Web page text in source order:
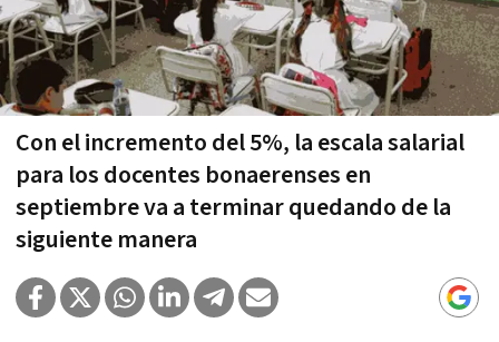
Con el incremento del 5%, la escala salarial
para los docentes bonaerenses en
septiembre va a terminar quedando de la
siguiente manera